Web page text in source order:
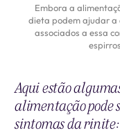
Embora a
dieta podem ajudar a
associados a essa
Aqui estão
alimentação pode
sintomas da rinite: